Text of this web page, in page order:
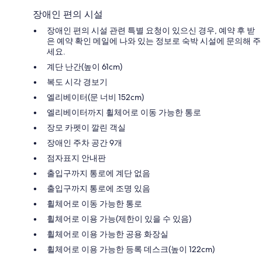
장애인 편의 시설
장애인 편의 시설 관련 특별 요청이 있으신 경우, 예약 후 받
은 예약 확인 메일에 나와 있는 정보로 숙박 시설에 문의해 주
세요.
계단 난간(높이 61cm)
복도 시각 경보기
엘리베이터(문 너비 152cm)
엘리베이터까지 휠체어로 이동 가능한 통로
장모 카펫이 깔린 객실
장애인 주차 공간 9개
점자표지 안내판
출입구까지 통로에 계단 없음
출입구까지 통로에 조명 있음
휠체어로 이동 가능한 통로
휠체어로 이용 가능(제한이 있을 수 있음)
휠체어로 이용 가능한 공용 화장실
휠체어로 이용 가능한 등록 데스크(높이 122cm)